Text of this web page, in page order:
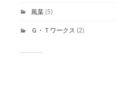
風葉 (5)
Ｇ・Ｔワークス (2)